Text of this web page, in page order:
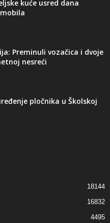
kuće usred dana
Preminuli vozačica i dvoje
nesreći
pločnika u Školskoj
18144
16832
4495